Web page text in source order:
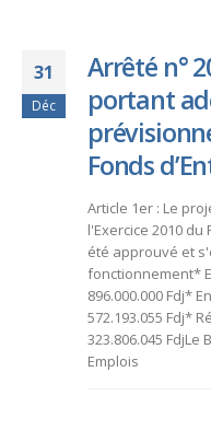
31
Déc
Arrêté n°
portant
Fonds
Article 1er : Le
l'Exercice 2010
été approuvé et
572.193.055 Fdj*
323.806.045